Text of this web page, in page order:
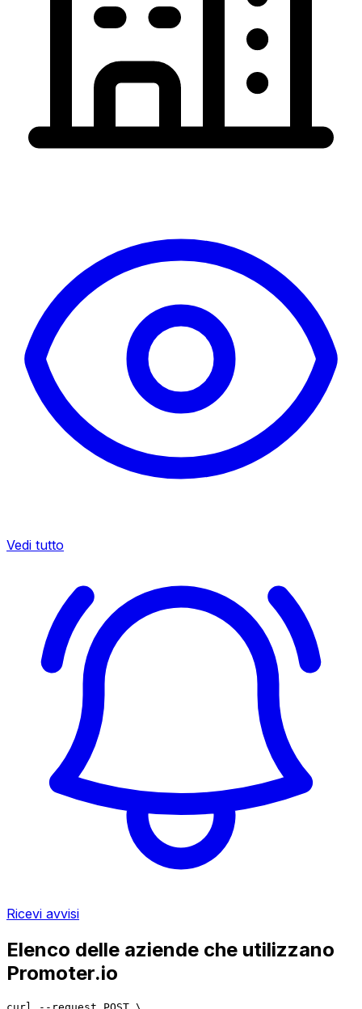
Vedi tutto
Ricevi avvisi
Elenco delle aziende che utilizzano
Promoter.io